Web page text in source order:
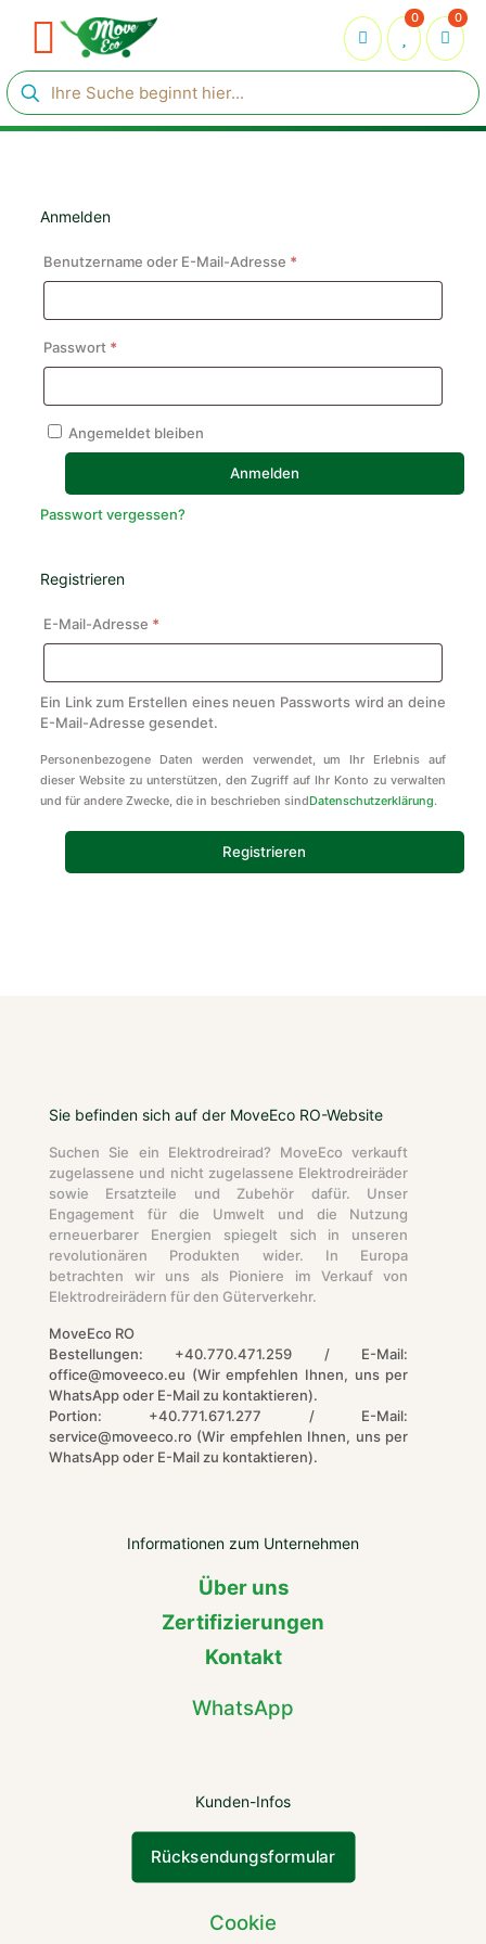
0 0
Anmelden
Benutzername oder E-Mail-Adresse *Erforderlich
Passwort *Erforderlich
Angemeldet bleiben
Anmelden
Passwort vergessen?
Registrieren
E-Mail-Adresse *Erforderlich
Ein Link zum Erstellen eines neuen Passworts wird an deine
E-Mail-Adresse gesendet.
Personenbezogene Daten werden verwendet, um Ihr Erlebnis auf
dieser Website zu unterstützen, den Zugriff auf Ihr Konto zu verwalten
und für andere Zwecke, die in beschrieben sindDatenschutzerklärung.
Registrieren
Sie befinden sich auf der MoveEco RO-Website
Suchen Sie ein Elektrodreirad? MoveEco verkauft
zugelassene und nicht zugelassene Elektrodreiräder
sowie Ersatzteile und Zubehör dafür. Unser
Engagement für die Umwelt und die Nutzung
erneuerbarer Energien spiegelt sich in unseren
revolutionären Produkten wider. In Europa
betrachten wir uns als Pioniere im Verkauf von
Elektrodreirädern für den Güterverkehr.
MoveEco RO
Bestellungen: +40.770.471.259 / E-Mail:
office@moveeco.eu (Wir empfehlen Ihnen, uns per
WhatsApp oder E-Mail zu kontaktieren).
Portion: +40.771.671.277 / E-Mail:
service@moveeco.ro (Wir empfehlen Ihnen, uns per
WhatsApp oder E-Mail zu kontaktieren).
Informationen zum Unternehmen
Über uns
Zertifizierungen
Kontakt
WhatsApp
Kunden-Infos
Rücksendungsformular
Cookie